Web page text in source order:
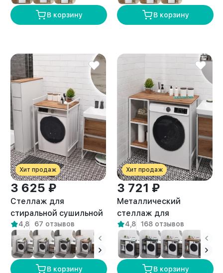
В корзину В корзину
Хит продаж
3 625 ₽
Стеллаж для
стиральной сушильной
машин Шексна белый/
амаретто
4,8 67 отзывов
В корзину
Хит продаж
3 721 ₽
Металлический
стеллаж для
стиральной машины
лофт Сомма белый/
амаретто
4,8 168 отзывов
В корзину